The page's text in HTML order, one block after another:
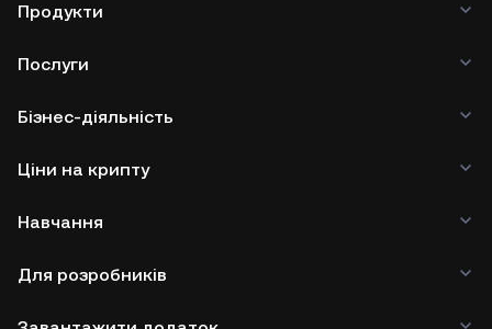
Продукти
Послуги
Бізнес-діяльність
Ціни на крипту
Навчання
Для розробників